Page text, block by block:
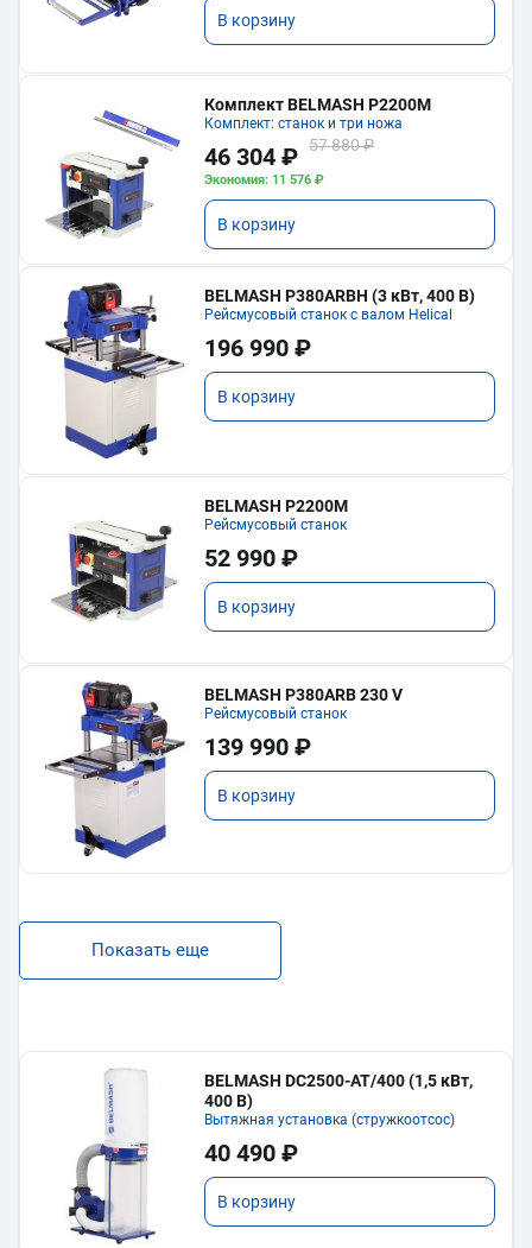
В корзину
Комплект BELMASH P2200M
Комплект: станок и три ножа
46 304 ₽ 57 880 ₽
Экономия: 11 576 ₽
В корзину
BELMASH P380ARBH (3 кВт, 400 В)
Рейсмусовый станок с валом Helical
196 990 ₽
В корзину
BELMASH P2200M
Рейсмусовый станок
52 990 ₽
В корзину
BELMASH P380ARB 230 V
Рейсмусовый станок
139 990 ₽
В корзину
Показать еще
BELMASH DC2500-AT/400 (1,5 кВт,
400 В)
Вытяжная установка (стружкоотсос)
40 490 ₽
В корзину